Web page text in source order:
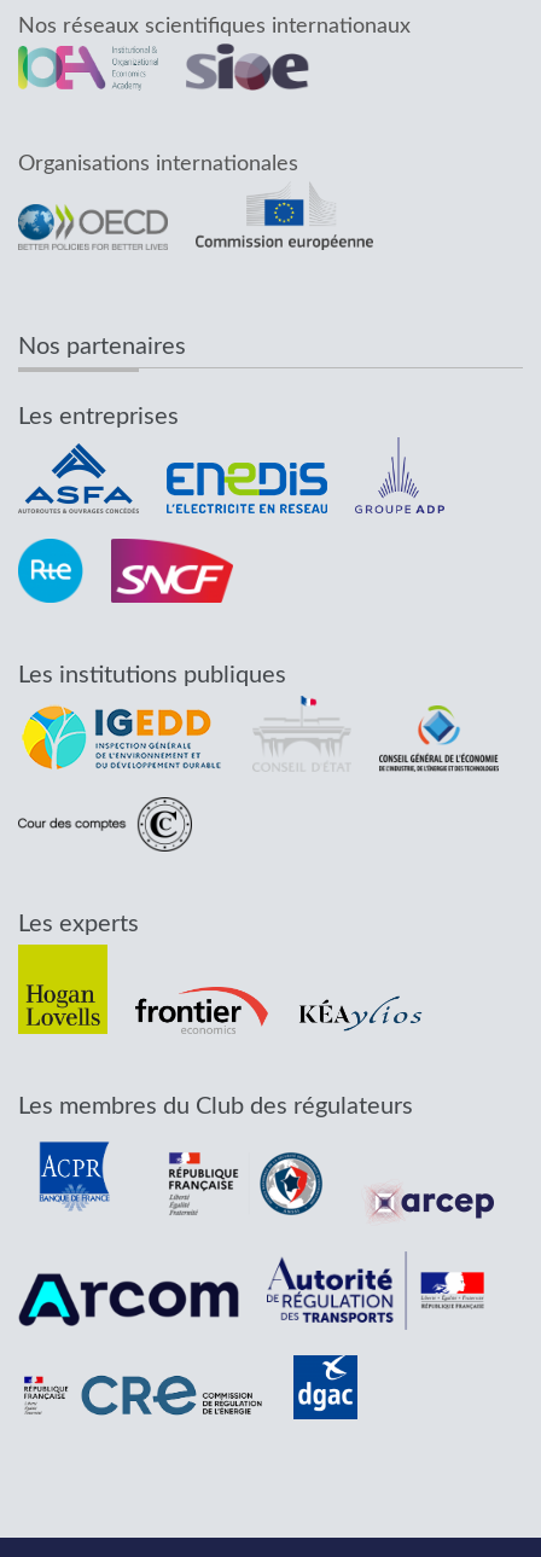
Nos réseaux scientifiques internationaux
Organisations internationales
Nos partenaires
Les entreprises
Les institutions publiques
Les experts
Les membres du Club des régulateurs